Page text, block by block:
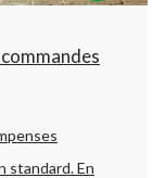
standard.En